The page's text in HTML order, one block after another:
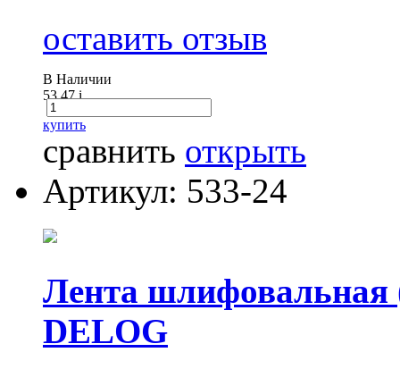
оставить отзыв
В Наличии
53.47i
купить
сравнить открыть
Артикул: 533-24
Лента шлифовальная
DELOG